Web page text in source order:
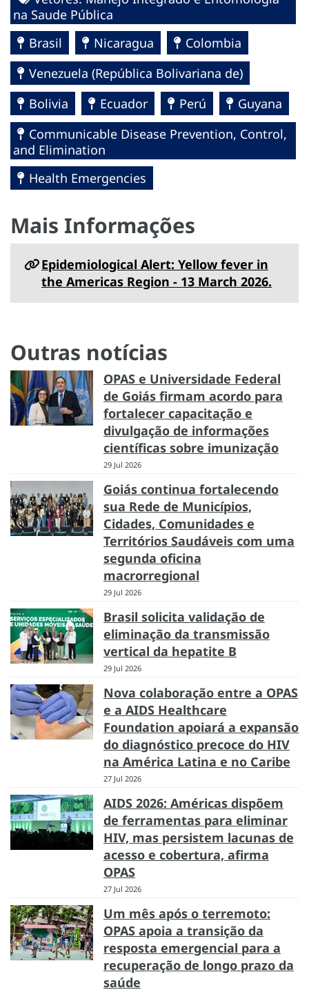
na Saude Pública
Brasil
Nicaragua
Colombia
Venezuela (República Bolivariana de)
Bolivia
Ecuador Perú
Guyana
Communicable Disease Prevention, Control,
and Elimination
Health Emergencies
Mais Informações
Epidemiological Alert: Yellow fever in
the Americas Region - 13 March 2026.
Outras notícias
OPAS e Universidade Federal
de Goiás firmam acordo para
fortalecer capacitação e
divulgação de informações
científicas sobre imunização
29 Jul 2026
Goiás continua fortalecendo
sua Rede de Municípios,
Cidades, Comunidades e
Territórios Saudáveis com uma
segunda oficina
macrorregional
29 Jul 2026
Brasil solicita validação de
eliminação da transmissão
vertical da hepatite B
29 Jul 2026
Nova colaboração entre a OPAS
e a AIDS Healthcare
Foundation apoiará a expansão
do diagnóstico precoce do HIV
na América Latina e no Caribe
27 Jul 2026
AIDS 2026: Américas dispõem
de ferramentas para eliminar
HIV, mas persistem lacunas de
acesso e cobertura, afirma
OPAS
27 Jul 2026
Um mês após o terremoto:
OPAS apoia a transição da
resposta emergencial para a
recuperação de longo prazo da
saúde